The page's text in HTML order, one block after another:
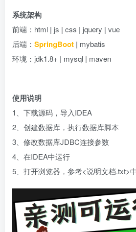
系统架构
前端：html | js | css | jquery | vue
后端： SpringBoot | mybatis
环境：jdk1.8+ | mysql | maven
使用说明
1、下载源码，导入IDEA
2、创建数据库，执行数据库脚本
3、修改数据库JDBC连接参数
4、在IDEA中运行
5、打开浏览器，参考<说明文档.txt>